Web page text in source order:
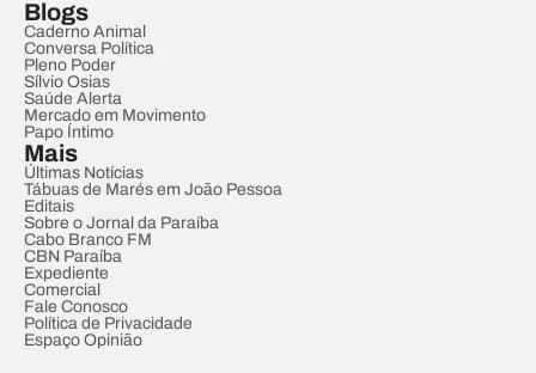
Blogs
Caderno Animal
Conversa Política
Pleno Poder
Sílvio Osias
Saúde Alerta
Mercado em Movimento
Papo Íntimo
Mais
Últimas Notícias
Tábuas de Marés em João Pessoa
Editais
Sobre o Jornal da Paraíba
Cabo Branco FM
CBN Paraíba
Expediente
Comercial
Fale Conosco
Política de Privacidade
Espaço Opinião